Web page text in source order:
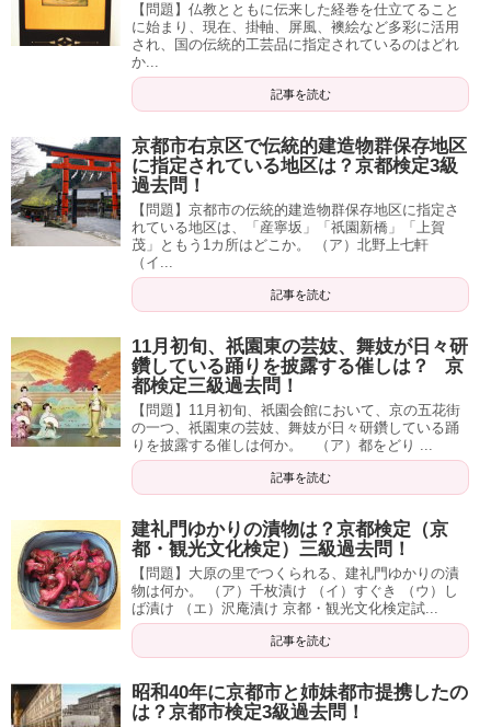
【問題】仏教とともに伝来した経巻を仕立てること
に始まり、現在、掛軸、屏風、襖絵など多彩に活用
され、国の伝統的工芸品に指定されているのはどれ
か...
記事を読む
京都市右京区で伝統的建造物群保存地区
に指定されている地区は？京都検定3級
過去問！
【問題】京都市の伝統的建造物群保存地区に指定さ
れている地区は、「産寧坂」「祇園新橋」「上賀
茂」ともう1カ所はどこか。 （ア）北野上七軒
（イ...
記事を読む
11月初旬、祇園東の芸妓、舞妓が日々研
鑽している踊りを披露する催しは？ 京
都検定三級過去問！
【問題】11月初旬、祇園会館において、京の五花街
の一つ、祇園東の芸妓、舞妓が日々研鑽している踊
りを披露する催しは何か。 （ア）都をどり ...
記事を読む
建礼門ゆかりの漬物は？京都検定（京
都・観光文化検定）三級過去問！
【問題】大原の里でつくられる、建礼門ゆかりの漬
物は何か。 （ア）千枚漬け （イ）すぐき （ウ）し
ば漬け （エ）沢庵漬け 京都・観光文化検定試...
記事を読む
昭和40年に京都市と姉妹都市提携したの
は？京都市検定3級過去問！